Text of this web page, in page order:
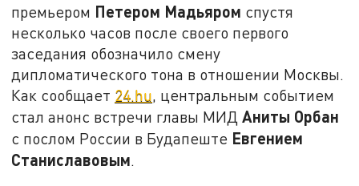
премьером Петером Мадьяром спустя
несколько часов после своего первого
заседания обозначило смену
дипломатического тона в отношении Москвы.
Как сообщает 24.hu, центральным событием
стал анонс встречи главы МИД Аниты Орбан
с послом России в Будапеште Евгением
Станиславовым.